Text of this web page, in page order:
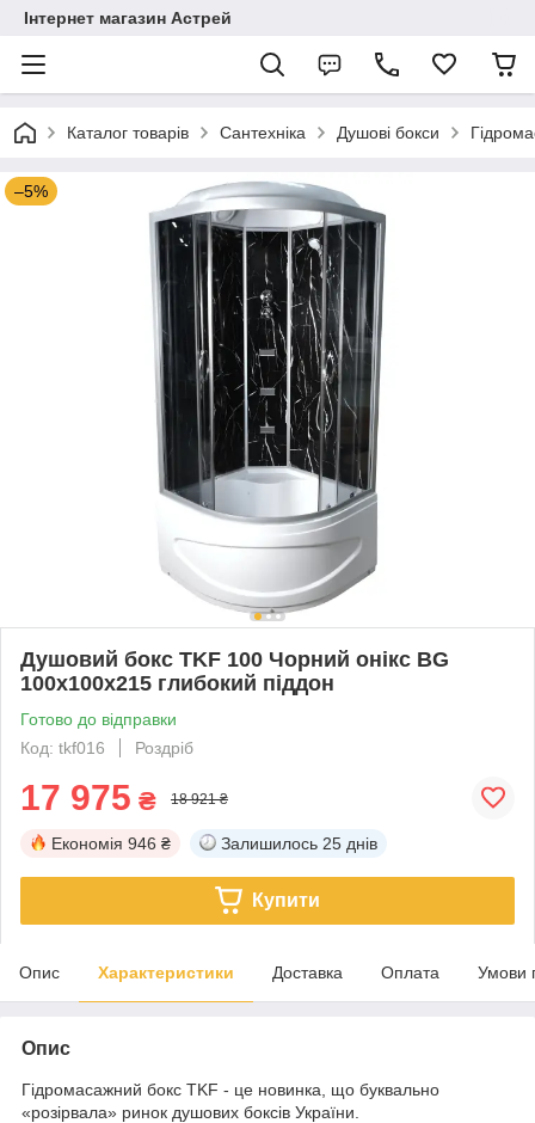
Інтернет магазин Астрей
Каталог товарів Сантехніка Душові бокси
–5%
Душовий бокс TKF 100 Чорний онікс BG
100x100x215 глибокий піддон
Готово до відправки
Код: tkf016
Роздріб
17 975 ₴ 18 921 ₴
Економія 946 ₴ Залишилось 25 днів
Купити
Опис Характеристики Доставка Оплата Умови
Опис
Гідромасажний бокс TKF - це новинка, що буквально
«розірвала» ринок душових боксів України.